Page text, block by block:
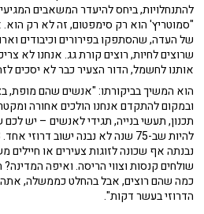
להתנחלויות, ביחס להיעדר המשאבים
"סמוטריץ' הוא רק סימפטום, זה לא רק
של העדה, שהסתפקו בפירורים וכיבודים
שרוצים לחיות, רוצים קורת גג. אנחנו לא
אותנו לחשמל, הדור הצעיר כבר לא יסכים
הוא המשיך בביקורתו: "אנשים שהם מופת,
ובמקום להתקדם אנחנו הולכים אחורה
תכנון, תעשי בנייה, תגידי לאנשים – יש
נבנתה אף שכונה לזוגות צעירים או חיילים
שולחים קנסות וצווי הריסה. ואיפה
כמה שהם רוצים, אבל בהחלט כממשלה, אתה
הדרוזי בעשר דקות".